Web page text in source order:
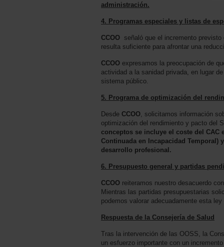
administración.
4. Programas especiales y listas de
CCOO señaló que el incremento
resulta suficiente para afrontar una
CCOO expresamos la preocupación de
actividad a la sanidad privada, en lugar
sistema público.
5. Programa de optimización del
Desde CCOO , solicitamos información
optimización del rendimiento y pacto del
conceptos se incluye el coste del CAC
Continuada en Incapacidad Temporal)
desarrollo profesional.
6. Presupuesto general y partidas
CCOO reiteramos nuestro desacuerdo
Mientras las partidas presupuestarias
podemos valorar adecuadamente esta ley
Respuesta de la Consejería de Salud
Tras la intervención de las OOSS, la
un esfuerzo importante con un